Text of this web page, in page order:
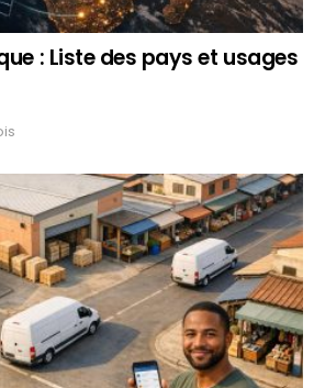
: Liste des pays et usages